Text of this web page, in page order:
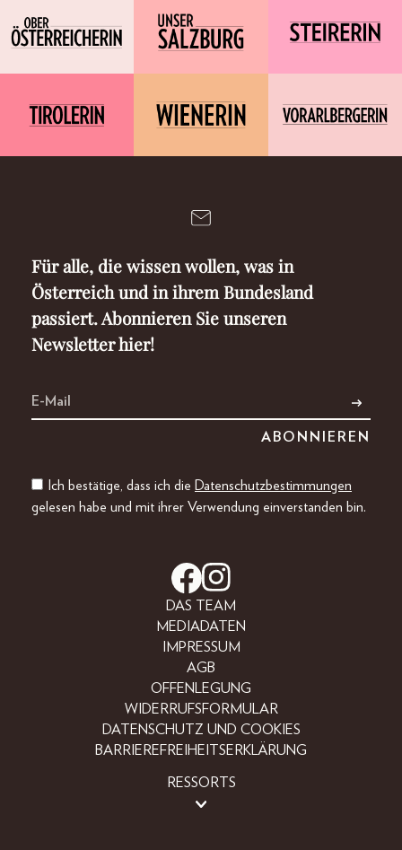
Für alle, die wissen wollen, was in
Österreich und in ihrem Bundesland
passiert. Abonnieren Sie unseren
Newsletter hier!
Ich bestätige, dass ich die Datenschutzbestimmungen
gelesen habe und mit ihrer Verwendung einverstanden bin.
DAS TEAM
MEDIADATEN
IMPRESSUM
AGB
OFFENLEGUNG
WIDERRUFSFORMULAR
DATENSCHUTZ UND COOKIES
BARRIEREFREIHEITSERKLÄRUNG
RESSORTS